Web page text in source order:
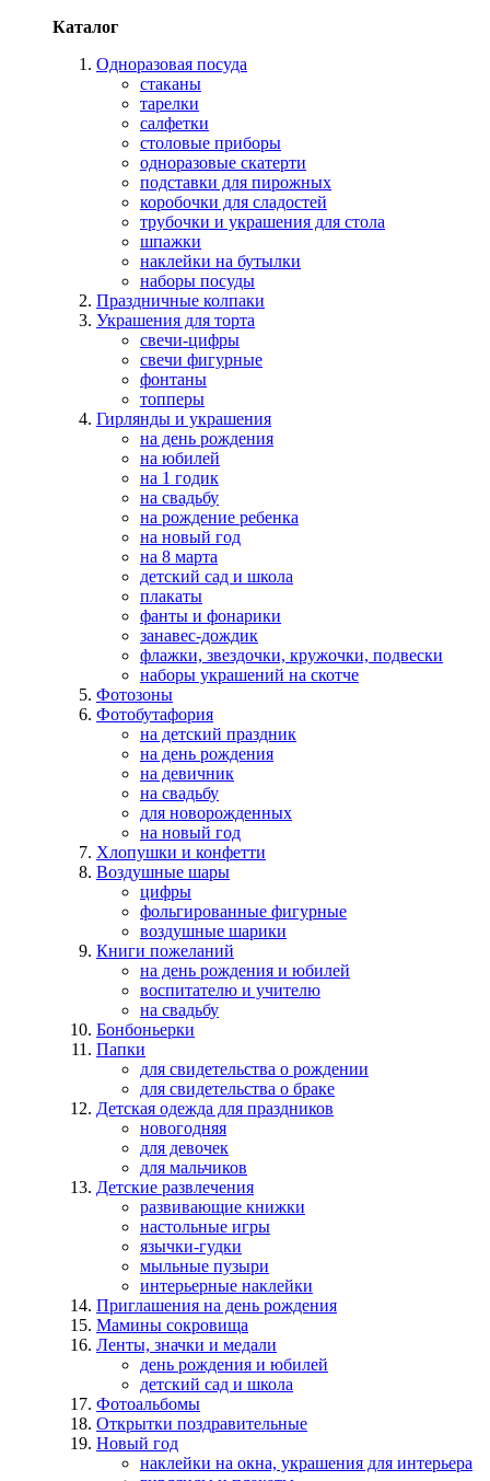
Каталог
Одноразовая посуда
стаканы
тарелки
салфетки
столовые приборы
одноразовые скатерти
подставки для пирожных
коробочки для сладостей
трубочки и украшения для стола
шпажки
наклейки на бутылки
наборы посуды
Праздничные колпаки
Украшения для торта
свечи-цифры
свечи фигурные
фонтаны
топперы
Гирлянды и украшения
на день рождения
на юбилей
на 1 годик
на свадьбу
на рождение ребенка
на новый год
на 8 марта
детский сад и школа
плакаты
фанты и фонарики
занавес-дождик
флажки, звездочки, кружочки, подвески
наборы украшений на скотче
Фотозоны
Фотобутафория
на детский праздник
на день рождения
на девичник
на свадьбу
для новорожденных
на новый год
Хлопушки и конфетти
Воздушные шары
цифры
фольгированные фигурные
воздушные шарики
Книги пожеланий
на день рождения и юбилей
воспитателю и учителю
на свадьбу
Бонбоньерки
Папки
для свидетельства о рождении
для свидетельства о браке
Детская одежда для праздников
новогодняя
для девочек
для мальчиков
Детские развлечения
развивающие книжки
настольные игры
язычки-гудки
мыльные пузыри
интерьерные наклейки
Приглашения на день рождения
Мамины сокровища
Ленты, значки и медали
день рождения и юбилей
детский сад и школа
Фотоальбомы
Открытки поздравительные
Новый год
наклейки на окна, украшения для интерьера